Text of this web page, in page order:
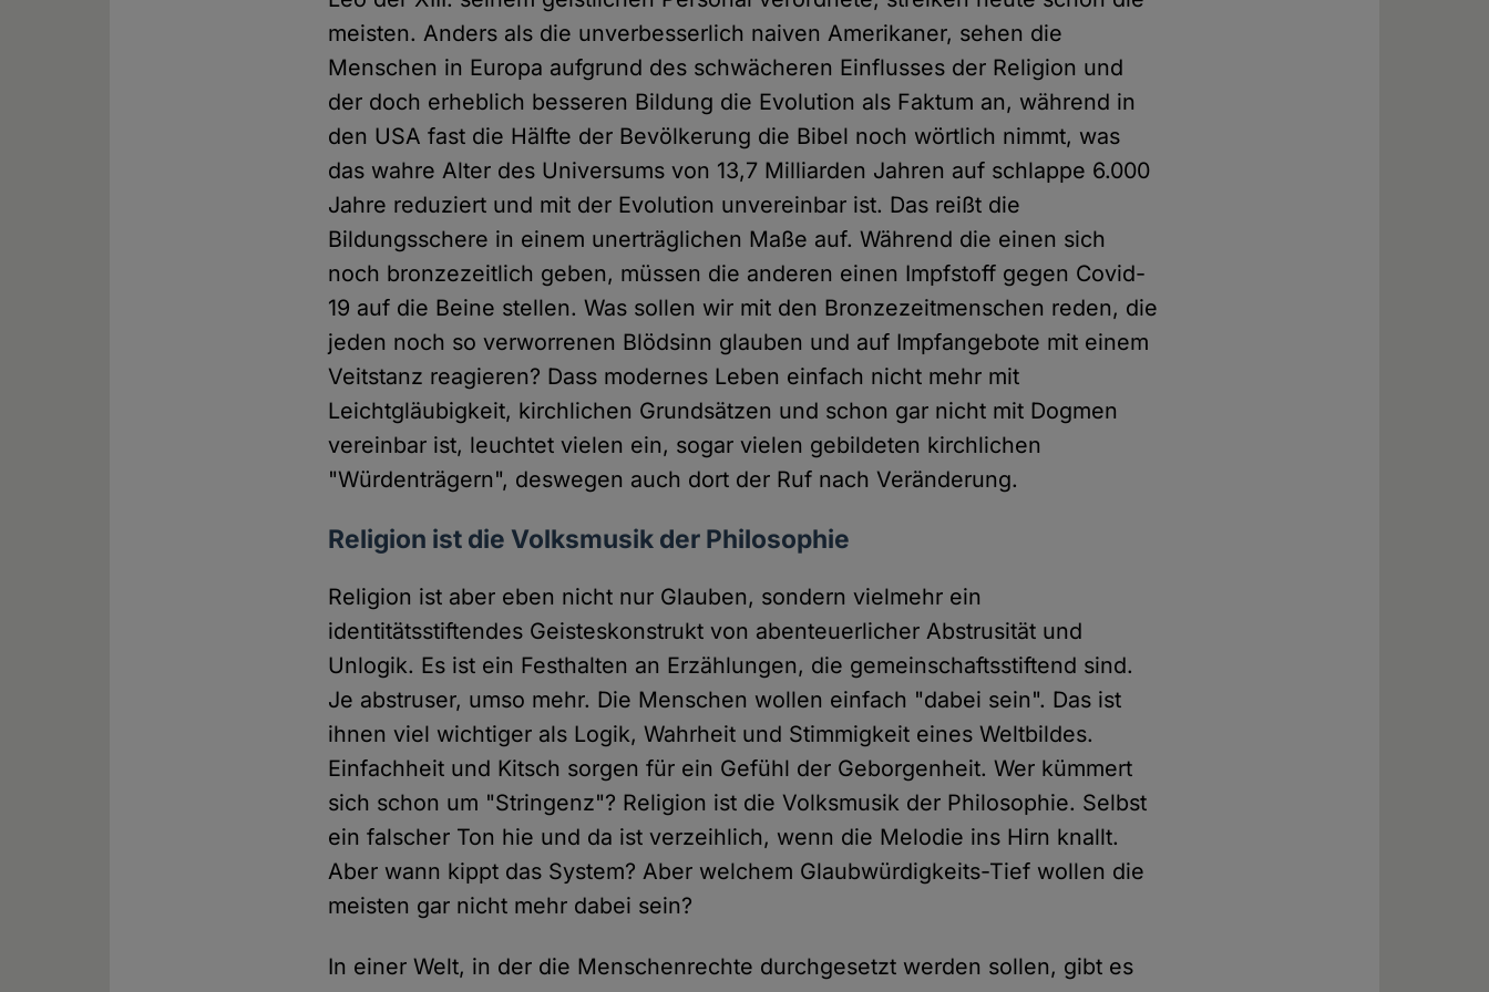
meisten. Anders als die unverbesserlich naiven Amerikaner, sehen die
Menschen in Europa aufgrund des schwächeren Einflusses der Religion und
der doch erheblich besseren Bildung die Evolution als Faktum an, während in
den USA fast die Hälfte der Bevölkerung die Bibel noch wörtlich nimmt, was
das wahre Alter des Universums von 13,7 Milliarden Jahren auf schlappe 6.000
Jahre reduziert und mit der Evolution unvereinbar ist. Das reißt die
Bildungsschere in einem unerträglichen Maße auf. Während die einen sich
noch bronzezeitlich geben, müssen die anderen einen Impfstoff gegen Covid-
19 auf die Beine stellen. Was sollen wir mit den Bronzezeitmenschen reden, die
jeden noch so verworrenen Blödsinn glauben und auf Impfangebote mit einem
Veitstanz reagieren? Dass modernes Leben einfach nicht mehr mit
Leichtgläubigkeit, kirchlichen Grundsätzen und schon gar nicht mit Dogmen
vereinbar ist, leuchtet vielen ein, sogar vielen gebildeten kirchlichen
"Würdenträgern", deswegen auch dort der Ruf nach Veränderung.
Religion ist die Volksmusik der Philosophie
Religion ist aber eben nicht nur Glauben, sondern vielmehr ein
identitätsstiftendes Geisteskonstrukt von abenteuerlicher Abstrusität und
Unlogik. Es ist ein Festhalten an Erzählungen, die gemeinschaftsstiftend sind.
Je abstruser, umso mehr. Die Menschen wollen einfach "dabei sein". Das ist
ihnen viel wichtiger als Logik, Wahrheit und Stimmigkeit eines Weltbildes.
Einfachheit und Kitsch sorgen für ein Gefühl der Geborgenheit. Wer kümmert
sich schon um "Stringenz"? Religion ist die Volksmusik der Philosophie. Selbst
ein falscher Ton hie und da ist verzeihlich, wenn die Melodie ins Hirn knallt.
Aber wann kippt das System? Aber welchem Glaubwürdigkeits-Tief wollen die
meisten gar nicht mehr dabei sein?
In einer Welt, in der die Menschenrechte durchgesetzt werden sollen, gibt es